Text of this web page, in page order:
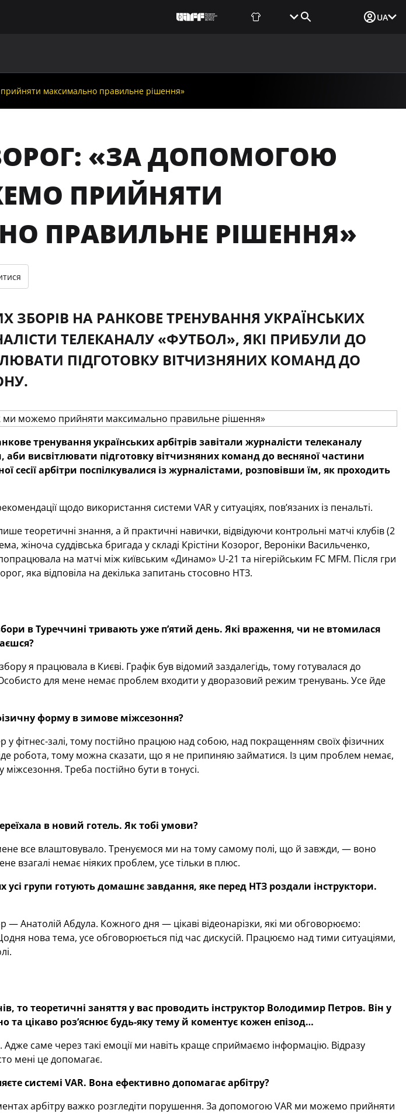
UA
максимально правильне рішення»
«ЗА ДОПОМОГОЮ
ПРИЙНЯТИ
ПРАВИЛЬНЕ РІШЕННЯ»
ЗБОРІВ НА РАНКОВЕ ТРЕНУВАННЯ УКРАЇНСЬКИХ
ТЕЛЕКАНАЛУ «ФУТБОЛ», ЯКІ ПРИБУЛИ ДО
ПІДГОТОВКУ ВІТЧИЗНЯНИХ КОМАНД ДО
тренування українських арбітрів завітали журналісти телеканалу
висвітлювати підготовку вітчизняних команд до весняної частини
сесії арбітри поспілкувалися із журналістами, розповівши їм, як проходить
щодо використання системи VAR у ситуаціях, пов’язаних із пенальті.
теоретичні знання, а й практичні навички, відвідуючи контрольні матчі клубів (2
жіноча суддівська бригада у складі Крістіни Козорог, Вероніки Васильченко,
на матчі між київським «Динамо» U-21 та нігерійським FC MFM. Після гри
яка відповіла на декілька запитань стосовно НТЗ.
в Туреччині тривають уже п’ятий день. Які враження, чи не втомилася
я працювала в Києві. Графік був відомий заздалегідь, тому готувалася до
для мене немає проблем входити у дворазовий режим тренувань. Усе йде
форму в зимове міжсезоння?
у фітнес-залі, тому постійно працюю над собою, над покращенням своїх фізичних
робота, тому можна сказати, що я не припиняю займатися. Із цим проблем немає,
Треба постійно бути в тонусі.
в новий готель. Як тобі умови?
все влаштовувало. Тренуємося ми на тому самому полі, що й завжди, — воно
взагалі немає ніяких проблем, усе тільки в плюс.
групи готують домашнє завдання, яке перед НТЗ роздали інструктори.
Анатолій Абдула. Кожного дня — цікаві відеонарізки, які ми обговорюємо:
нова тема, усе обговорюється під час дискусій. Працюємо над тими ситуаціями,
теоретичні заняття у вас проводить інструктор Володимир Петров. Він у
та цікаво роз’яснює будь-яку тему й коментує кожен епізод…
саме через такі емоції ми навіть краще сприймаємо інформацію. Відразу
мені це допомагає.
системі VAR. Вона ефективно допомагає арбітру?
арбітру важко розгледіти порушення. За допомогою VAR ми можемо прийняти